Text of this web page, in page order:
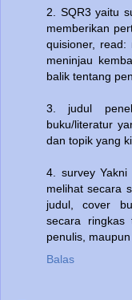
2. SQR3 yaitu
memberikan
quisioner, read:
meninjau
balik tentang
3. judul
buku/literatur
dan topik yang
4. survey
melihat secara
judul, cover
secara ringkas
penulis,
Balas